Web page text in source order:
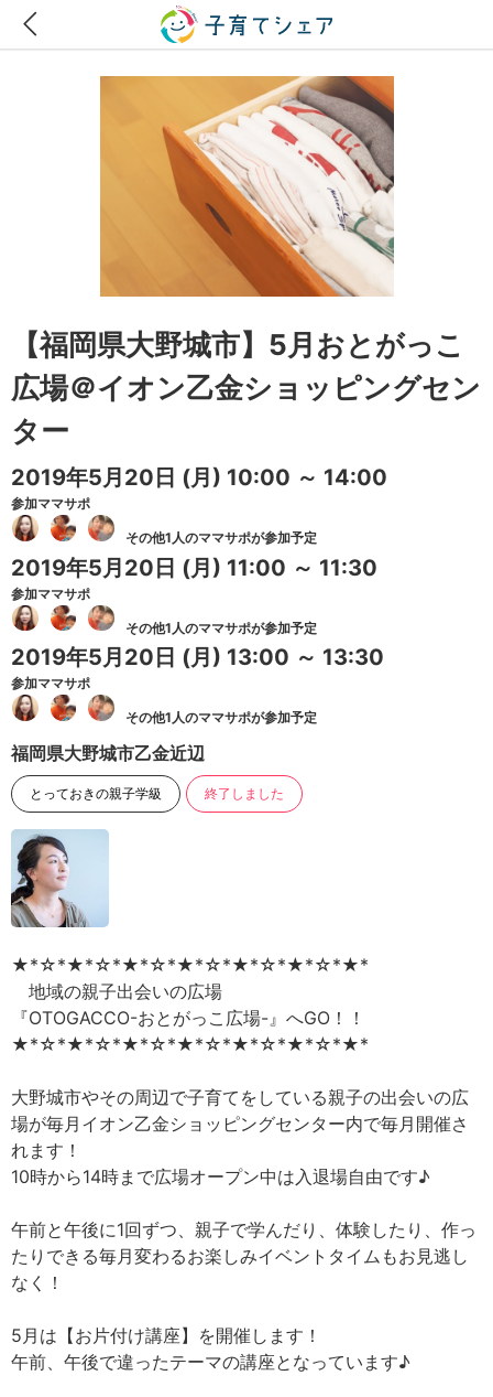
【福岡県大野城市】5月おとがっこ
広場＠イオン乙金ショッピングセン
ター
2019年5月20日 (月) 10:00 ～ 14:00
参加ママサポ
その他1人のママサポが参加予定
2019年5月20日 (月) 11:00 ～ 11:30
参加ママサポ
その他1人のママサポが参加予定
2019年5月20日 (月) 13:00 ～ 13:30
参加ママサポ
その他1人のママサポが参加予定
福岡県大野城市乙金近辺
とっておきの親子学級 終了しました
★*☆*★*☆*★*☆*★*☆*★*☆*★*☆*★*
地域の親子出会いの広場
『OTOGACCO-おとがっこ広場-』へGO！！
★*☆*★*☆*★*☆*★*☆*★*☆*★*☆*★*
大野城市やその周辺で子育てをしている親子の出会いの広
場が毎月イオン乙金ショッピングセンター内で毎月開催さ
れます！
10時から14時まで広場オープン中は入退場自由です♪
午前と午後に1回ずつ、親子で学んだり、体験したり、作っ
たりできる毎月変わるお楽しみイベントタイムもお見逃し
なく！
5月は【お片付け講座】を開催します！
午前、午後で違ったテーマの講座となっています♪